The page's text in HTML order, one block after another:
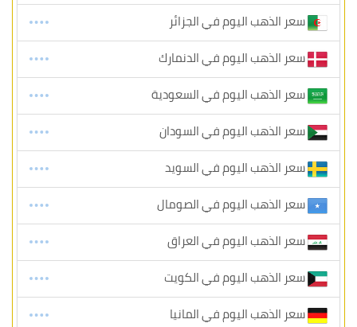
سعر الذهب اليوم في الجزائر
سعر الذهب اليوم في الدنمارك
سعر الذهب اليوم في السعودية
سعر الذهب اليوم في السودان
سعر الذهب اليوم في السويد
سعر الذهب اليوم في الصومال
سعر الذهب اليوم في العراق
سعر الذهب اليوم في الكويت
سعر الذهب اليوم في المانيا